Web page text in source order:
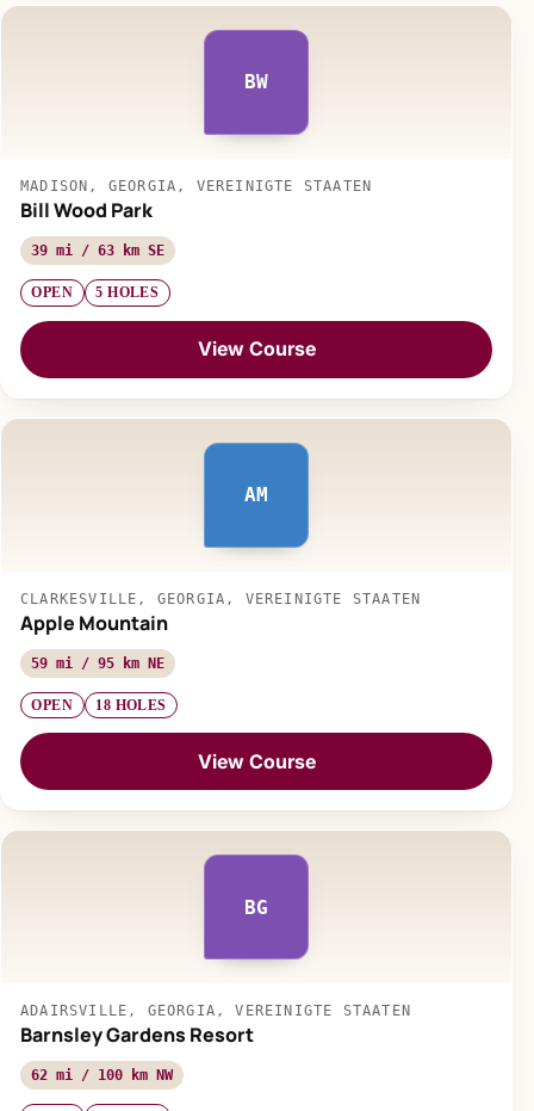
BW
MADISON, GEORGIA, VEREINIGTE STAATEN
Bill Wood Park
39 mi / 63 km SE
OPEN 5 HOLES
View Course
AM
CLARKESVILLE, GEORGIA, VEREINIGTE STAATEN
Apple Mountain
59 mi / 95 km NE
OPEN 18 HOLES
View Course
BG
ADAIRSVILLE, GEORGIA, VEREINIGTE STAATEN
Barnsley Gardens Resort
62 mi / 100 km NW